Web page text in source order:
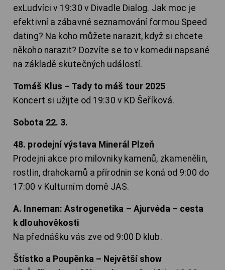
exLudvíci v 19:30 v Divadle Dialog. Jak moc je
efektivní a zábavné seznamování formou Speed
dating? Na koho můžete narazit, když si chcete
někoho narazit? Dozvíte se to v komedii napsané
na základě skutečných událostí.
Tomáš Klus – Tady to máš tour 2025
Koncert si užijte od 19:30 v KD Šeříková.
Sobota 22. 3.
48. prodejní výstava Minerál Plzeň
Prodejni akce pro milovniky kamenů, zkamenělin,
rostlin, drahokamů a přírodnin se koná od 9:00 do
17:00 v Kulturním domě JAS.
A. Inneman: Astrogenetika – Ajurvéda – cesta
k dlouhověkosti
Na přednášku vás zve od 9:00 D klub.
Štístko a Poupěnka – Největší show